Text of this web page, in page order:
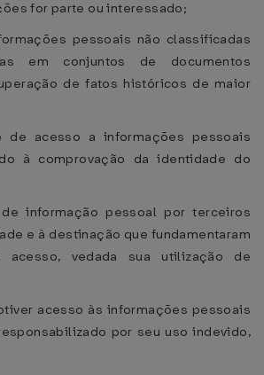
for parte ou interessado;
pessoais não classificadas
em conjuntos de documentos
de fatos históricos de maior
acesso a informações pessoais
à comprovação da identidade do
informação pessoal por terceiros
e à destinação que fundamentaram
acesso, vedada sua utilização de
acesso às informações pessoais
por seu uso indevido,